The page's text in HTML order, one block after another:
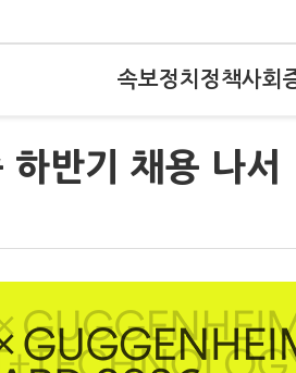
속보정치 정책사회
반기 채용 나서